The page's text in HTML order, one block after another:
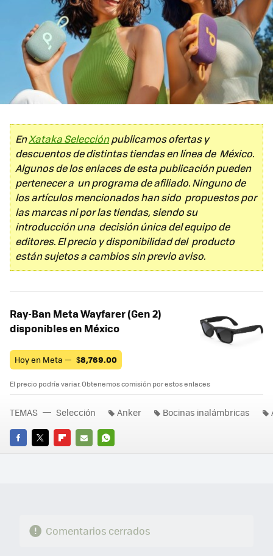
EnXataka Selecciónpublicamos ofertas y
descuentos de distintas tiendas en línea de México.
Algunos de los enlaces de esta publicación pueden
pertenecer a un programa de afiliado. Ninguno de
los artículos mencionados han sido propuestos por
las marcas ni por las tiendas, siendo su
introducción una decisión única del equipo de
editores. El precio y disponibilidad del producto
están sujetos a cambios sin previo aviso.
Ray-Ban Meta Wayfarer (Gen 2)
disponibles en México
Hoy en Meta — $8,769.00
El precio podría variar. Obtenemos comisión por estos enlaces
FACEBOOK
TWITTERFLIPBOARD
E-
WHATSAPP
TEMAS Selección Anker Bocinas inalámbricas
Comentarios cerrados